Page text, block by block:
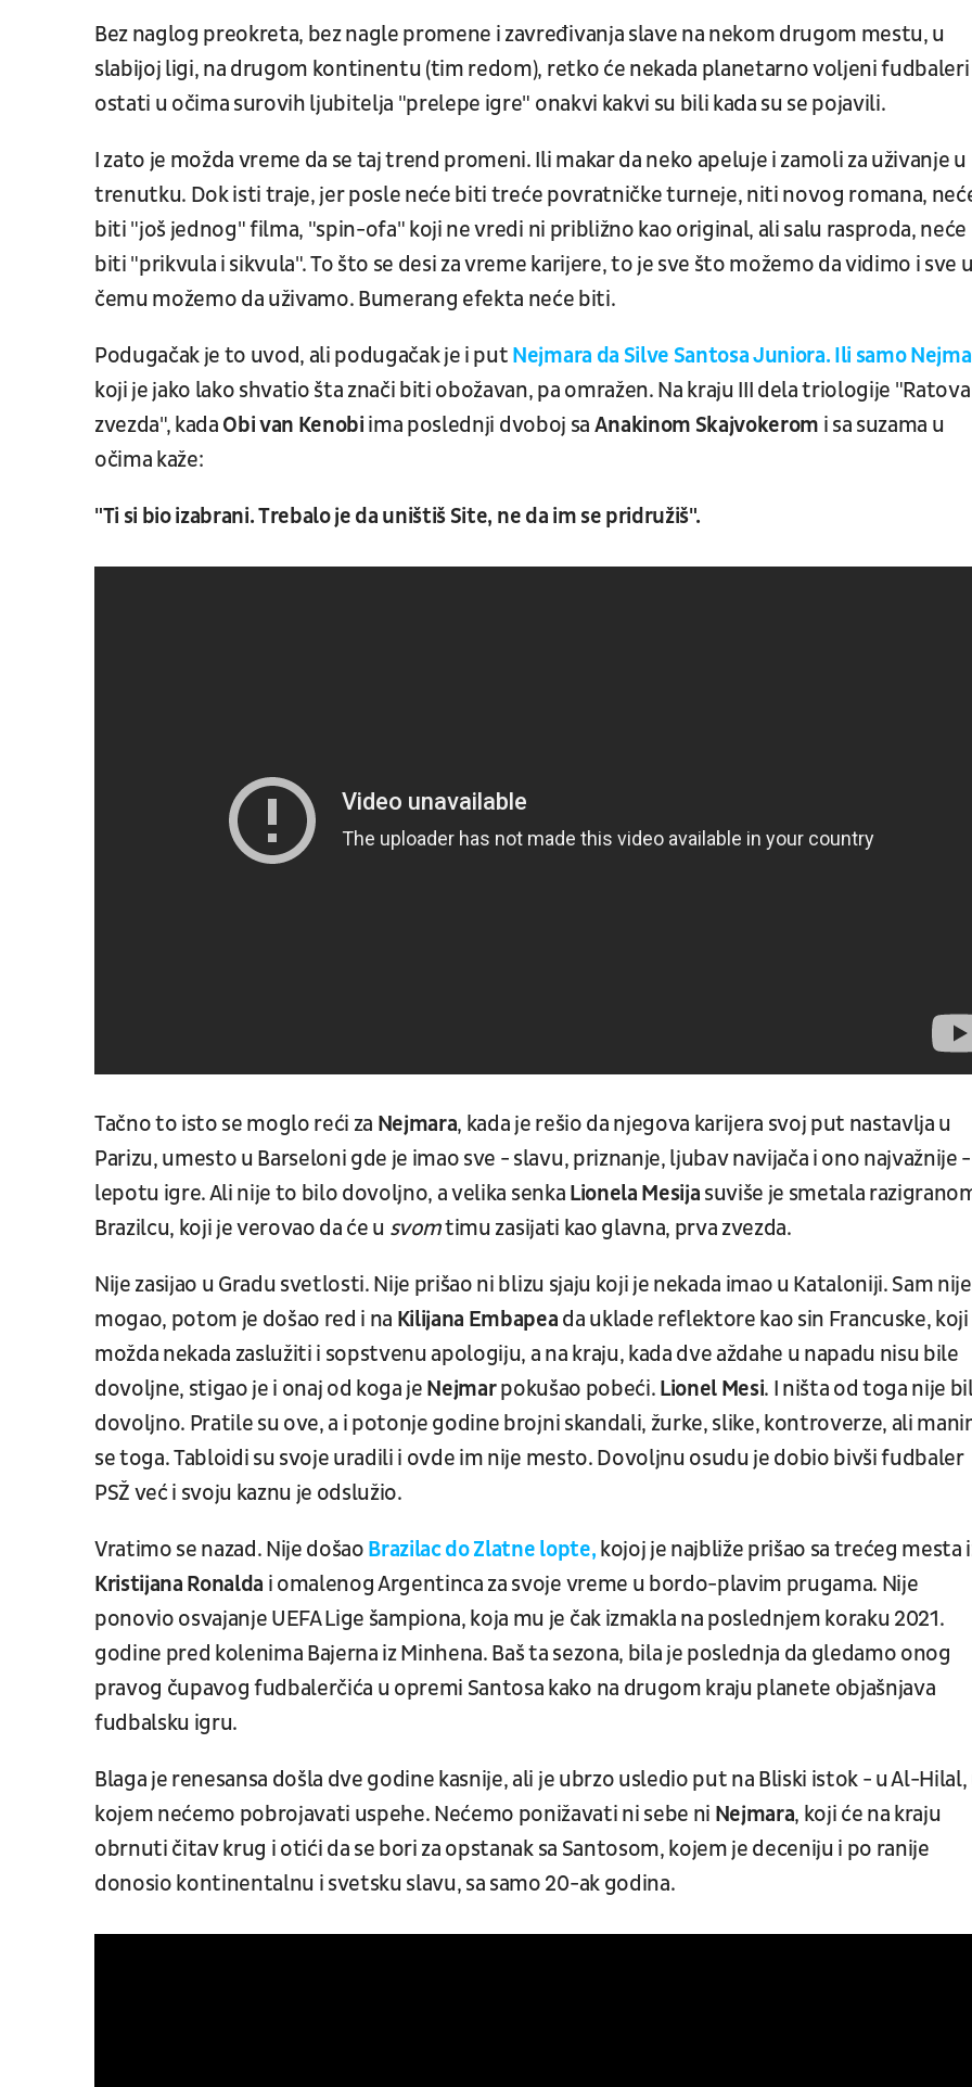
Bez naglog preokreta, bez nagle promene i zavređivanja slave na nekom drugom mestu, u
slabijoj ligi, na drugom kontinentu (tim redom), retko će nekada planetarno voljeni fudbaleri
ostati u očima surovih ljubitelja "prelepe igre" onakvi kakvi su bili kada su se pojavili.
I zato je možda vreme da se taj trend promeni. Ili makar da neko apeluje i zamoli za uživanje u
trenutku. Dok isti traje, jer posle neće biti treće povratničke turneje, niti novog romana,
biti "još jednog" filma, "spin-ofa" koji ne vredi ni približno kao original, ali salu rasproda, neće
biti "prikvula i sikvula". To što se desi za vreme karijere, to je sve što možemo da vidimo i sve u
čemu možemo da uživamo. Bumerang efekta neće biti.
Podugačak je to uvod, ali podugačak je i put Nejmara da Silve Santosa Juniora. Ili samo
koji je jako lako shvatio šta znači biti obožavan, pa omražen. Na kraju III dela triologije "Ratova
zvezda", kada Obi van Kenobi ima poslednji dvoboj sa Anakinom Skajvokerom i sa suzama u
očima kaže:
"Ti si bio izabrani. Trebalo je da uništiš Site, ne da im se pridružiš".
Tačno to isto se moglo reći za Nejmara, kada je rešio da njegova karijera svoj put nastavlja u
Parizu, umesto u Barseloni gde je imao sve - slavu, priznanje, ljubav navijača i ono najvažnije -
lepotu igre. Ali nije to bilo dovoljno, a velika senka Lionela Mesija suviše je smetala
Brazilcu, koji je verovao da će u svomtimu zasijati kao glavna, prva zvezda.
Nije zasijao u Gradu svetlosti. Nije prišao ni blizu sjaju koji je nekada imao u Kataloniji. Sam nije
mogao, potom je došao red i na Kilijana Embapea da uklade reflektore kao sin Francuske, koji
možda nekada zaslužiti i sopstvenu apologiju, a na kraju, kada dve aždahe u napadu nisu bile
dovoljne, stigao je i onaj od koga je Nejmarpokušao pobeći. Lionel Mesi. I ništa od toga nije
dovoljno. Pratile su ove, a i potonje godine brojni skandali, žurke, slike, kontroverze, ali
se toga. Tabloidi su svoje uradili i ovde im nije mesto. Dovoljnu osudu je dobio bivši fudbaler
PSŽ već i svoju kaznu je odslužio.
Vratimo se nazad. Nije došao Brazilac do Zlatne lopte, kojoj je najbliže prišao sa trećeg mesta
Kristijana Ronalda i omalenog Argentinca za svoje vreme u bordo-plavim prugama. Nije
ponovio osvajanje UEFA Lige šampiona, koja mu je čak izmakla na poslednjem koraku 2021.
godine pred kolenima Bajerna iz Minhena. Baš ta sezona, bila je poslednja da gledamo onog
pravog čupavog fudbalerčića u opremi Santosa kako na drugom kraju planete objašnjava
fudbalsku igru.
Blaga je renesansa došla dve godine kasnije, ali je ubrzo usledio put na Bliski istok - u Al-Hilal,
kojem nećemo pobrojavati uspehe. Nećemo ponižavati ni sebe ni Nejmara, koji će na kraju
obrnuti čitav krug i otići da se bori za opstanak sa Santosom, kojem je deceniju i po ranije
donosio kontinentalnu i svetsku slavu, sa samo 20-ak godina.